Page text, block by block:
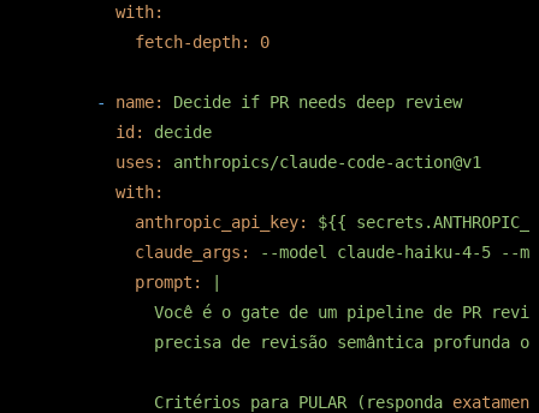
with:
fetch-depth:
0
- name: Decide if PR needs deep
review
id:
decide
uses:
anthropics/claude-code-action@v1
with:
anthropic_api_key:
${{
claude_args:
--model claude-haiku-4-5
--
prompt:
Você é o gate de um pipeline de PR
Critérios para PULAR (responda